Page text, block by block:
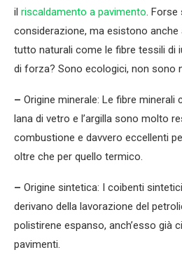
il riscaldamento a pavimento. Forse
considerazione, ma esistono anche
tutto naturali come le fibre tessili di
di forza? Sono ecologici, non sono
– Origine minerale: Le fibre minerali
lana di vetro e l’argilla sono molto
combustione e davvero eccellenti
oltre che per quello termico.
– Origine sintetica: I coibenti
derivano della lavorazione del
polistirene espanso, anch’esso già
pavimenti.